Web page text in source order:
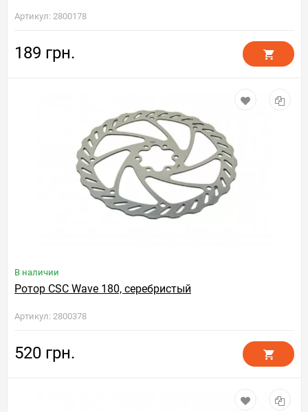
Артикул: 2800178
189 грн.
В наличии
Ротор CSC Wave 180, серебристый
Артикул: 2800378
520 грн.